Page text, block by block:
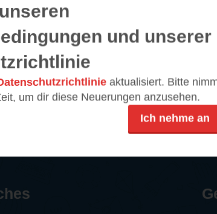
die Atmosphäre hier in der rauhen Natur
und vor allem spannender wird. Aus
und es lebt sich doch recht gefährlich.
und unserer
aktualisiert. Bitte
um dir diese Neuerungen anzusehen.
Ich nehme an